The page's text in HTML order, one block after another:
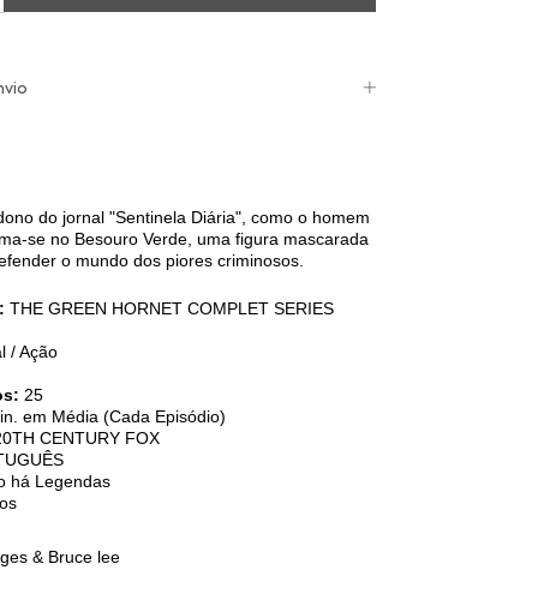
do jornal "Sentinela Diária", como o homem
se no Besouro Verde, uma figura mascarada
o mundo dos piores criminosos.
THE GREEN HORNET COMPLET SERIES
/ Ação
25
em Média (Cada Episódio)
CENTURY FOX
há Legendas
& Bruce lee